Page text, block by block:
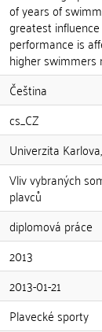
of years of
greatest
performance is
higher swimmers
Čeština
cs_CZ
Univerzita
Vliv vybraných
plavců
diplomová práce
2013
2013-01-21
Plavecké sporty